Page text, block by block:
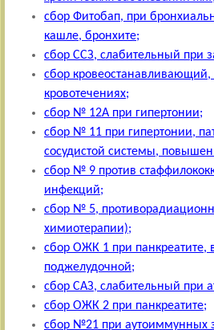
сбор Фитобап, при
кашле, бронхите;
сбор ССЗ, слабительный при
сбор кровеостанавливающий,
кровотечениях;
сбор № 12А при гипертонии;
сбор № 11 при гипертонии,
сосудистой системы,
сбор № 9 против
инфекций;
сбор № 5,
химиотерапии);
сбор ОЖК 1 при панкреатите,
поджелудочной;
сбор САЗ, слабительный при
сбор ОЖК 2 при панкреатите;
сбор №21 при аутоиммунных